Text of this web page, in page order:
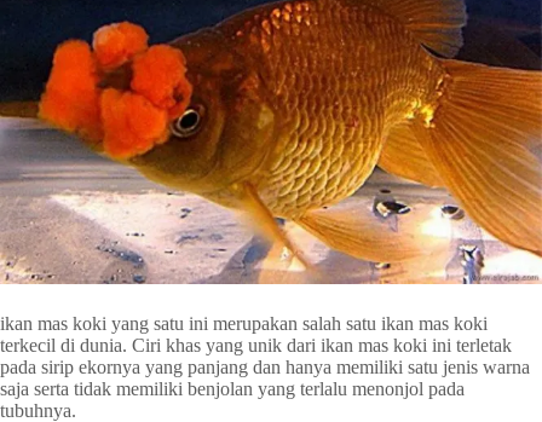
ikan mas koki yang satu ini merupakan salah satu ikan mas koki
terkecil di dunia. Ciri khas yang unik dari ikan mas koki ini terletak
pada sirip ekornya yang panjang dan hanya memiliki satu jenis warna
saja serta tidak memiliki benjolan yang terlalu menonjol pada
tubuhnya.